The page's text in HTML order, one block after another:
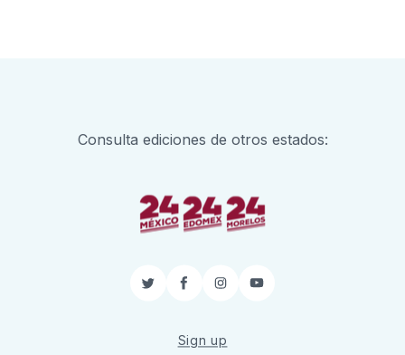
Consulta ediciones de otros estados:
TwitterFacebook
InstagramYouTube
Sign up